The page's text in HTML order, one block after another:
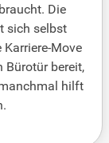
Die
sich selbst
Move
Bürotür bereit,
hilft